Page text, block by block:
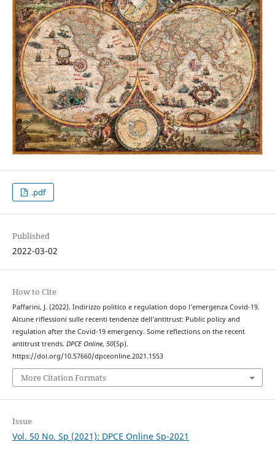
.pdf
Published
2022-03-02
How to Cite
Paffarini, J. (2022). Indirizzo politico e regulation dopo l’emergenza Covid-19.
Alcune riflessioni sulle recenti tendenze dell’antitrust: Public policy and
regulation after the Covid-19 emergency. Some reflections on the recent
antitrust trends. DPCE Online, 50(Sp).
https://doi.org/10.57660/dpceonline.2021.1553
More Citation Formats
Issue
Vol. 50 No. Sp (2021): DPCE Online Sp-2021